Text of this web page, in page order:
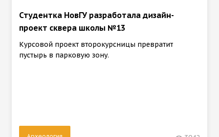
Студентка НовГУ разработала дизайн-
проект сквера школы №13
Курсовой проект второкурсницы превратит
пустырь в парковую зону.